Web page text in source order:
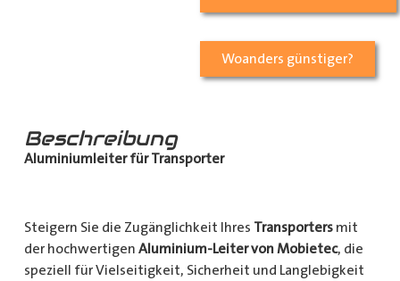
Woanders günstiger?
Beschreibung
Aluminiumleiter für Transporter
Steigern Sie die Zugänglichkeit Ihres Transportersmit
der hochwertigen Aluminium-Leiter von Mobietec, die
speziell für Vielseitigkeit, Sicherheit und Langlebigkeit